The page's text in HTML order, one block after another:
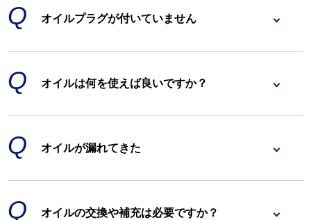
オイルプラグが付いていません
オイルは何を使えば良いですか？
オイルが漏れてきた
オイルの交換や補充は必要ですか？